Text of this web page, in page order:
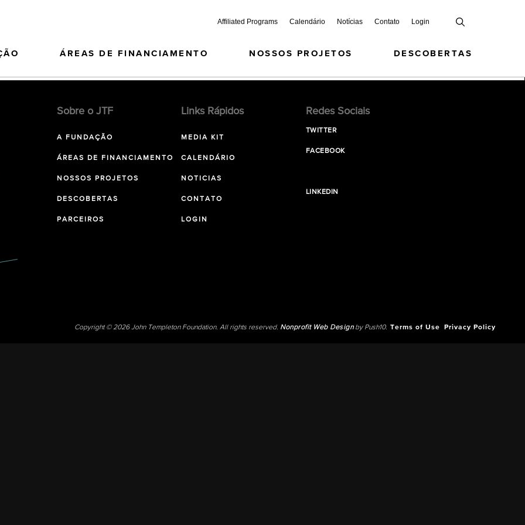
Affiliated Programs Calendário Notícias Contato Login
ÁREAS DE FINANCIAMENTO NOSSOS PROJETOS DESCOBERTAS
Sobre o JTF
A FUNDAÇÃO
ÁREAS DE FINANCIAMENTO
NOSSOS PROJETOS
DESCOBERTAS
PARCEIROS
Links Rápidos
MEDIA KIT
CALENDÁRIO
NOTICIAS
CONTATO
LOGIN
Redes Sociais
TWITTER
FACEBOOK
LINKEDIN
Copyright © 2026 John Templeton Foundation. All rights reserved. Nonprofit Web Designby Push10. Terms of Use Privacy Policy